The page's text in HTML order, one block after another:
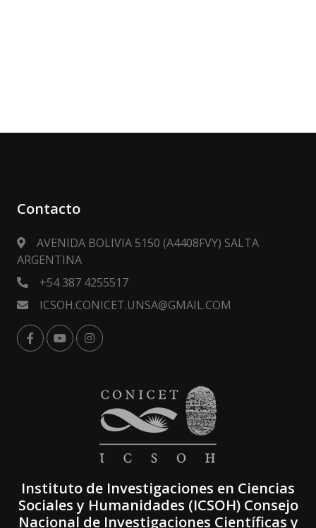
Contacto
AVENIDA BOLIVIA 5150 (A4408FVY) SALTA
ARGENTINA
+54 387 4255517
ICSOH.CONICET.UNSA@GMAIL.COM
Instituto de Investigaciones en Ciencias
Sociales y Humanidades (ICSOH) Consejo
Nacional de Investigaciones Científicas y